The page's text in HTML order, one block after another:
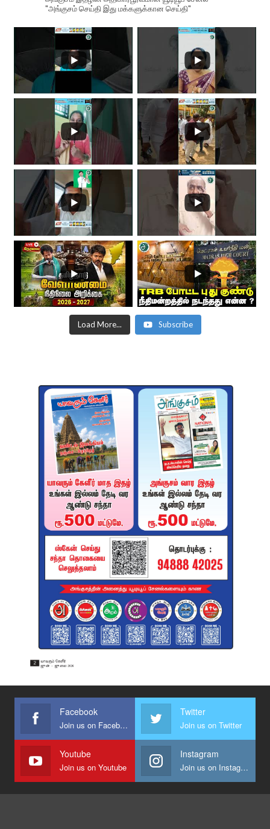
"அங்குசம் செய்தி இது மக்களுக்கான செய்தி"
Load More... Subscribe
Facebook
Join us on Facebook
Twitter
Join us on Twitter
Youtube
Join us on Youtube
Instagram
Join us on Instagram